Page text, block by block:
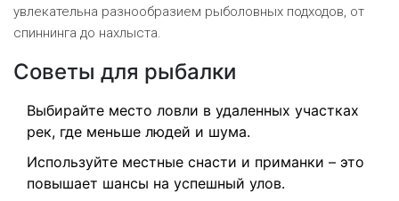
увлекательна разнообразием рыболовных подходов, от
спиннинга до нахлыста.
Советы для рыбалки
Выбирайте место ловли в удаленных участках
рек, где меньше людей и шума.
Используйте местные снасти и приманки – это
повышает шансы на успешный улов.